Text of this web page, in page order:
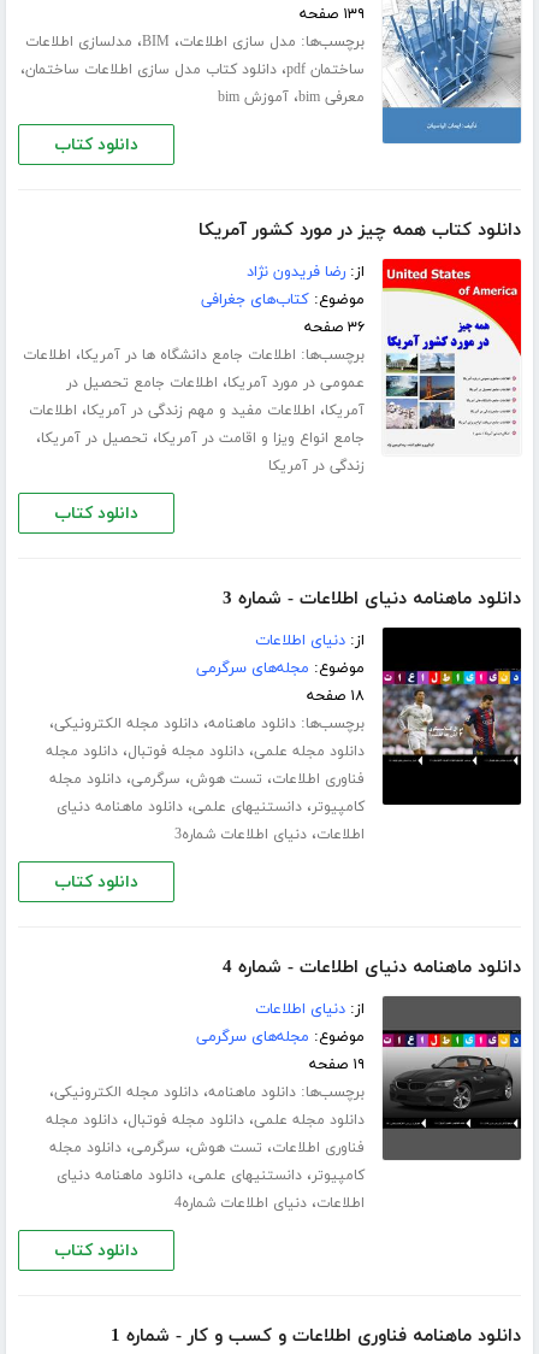
۱۳۹ صفحه
برچسب‌ها: مدل سازی اطلاعات، BIM، مدلسازی اطلاعات
ساختمان pdf
،دانلود کتاب مدل سازی اطلاعات ساختمان،
معرفی bim ،آموزش bim
دانلود کتاب
دانلود کتاب همه چیز در مورد کشور آمریکا
از:رضا فریدون نژاد
موضوع:کتاب‌های جغرافی
۳۶ صفحه
برچسب‌ها: اطلاعات جامع دانشگاه ها در آمریکا، اطلاعات
عمومی در مورد آمریکا، اطلاعات جامع تحصیل در
آمریکا، اطلاعات مفید و مهم زندگی در آمریکا، اطلاعات
جامع انواع ویزا و اقامت در آمریکا، تحصیل در آمریکا،
زندگی در آمریکا
دانلود کتاب
دانلود ماهنامه دنیای اطلاعات - شماره 3
از:دنیای اطلاعات
موضوع: مجله‌های سرگرمی
۱۸ صفحه
برچسب‌ها:دانلود ماهنامه،دانلود مجله الکترونیکی،
دانلود مجله علمی،دانلود مجله فوتبال،دانلود مجله
فناوری اطلاعات، تست هوش، سرگرمی،دانلود مجله
کامپیوتر،دانستنیهای علمی،دانلود ماهنامه دنیای
اطلاعات،دنیای اطلاعات شماره3
دانلود کتاب
دانلود ماهنامه دنیای اطلاعات - شماره 4
از:دنیای اطلاعات
موضوع: مجله‌های سرگرمی
۱۹ صفحه
برچسب‌ها:دانلود ماهنامه،دانلود مجله الکترونیکی،
دانلود مجله علمی،دانلود مجله فوتبال،دانلود مجله
فناوری اطلاعات، تست هوش، سرگرمی،دانلود مجله
کامپیوتر،دانستنیهای علمی،دانلود ماهنامه دنیای
اطلاعات،دنیای اطلاعات شماره4
دانلود کتاب
دانلود ماهنامه فناوری اطلاعات و کسب و کار - شماره 1